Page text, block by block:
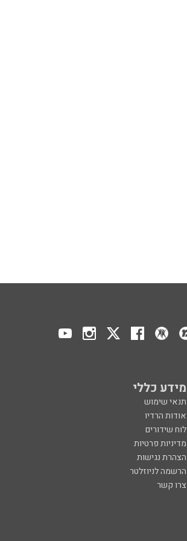
מידע כללי
תנאי שימוש
אודות הרדיו
לוח שידורים
מדיניות פרטיות
הצהרת נגישות
הרשמה לניוזלטר
צרו קשר